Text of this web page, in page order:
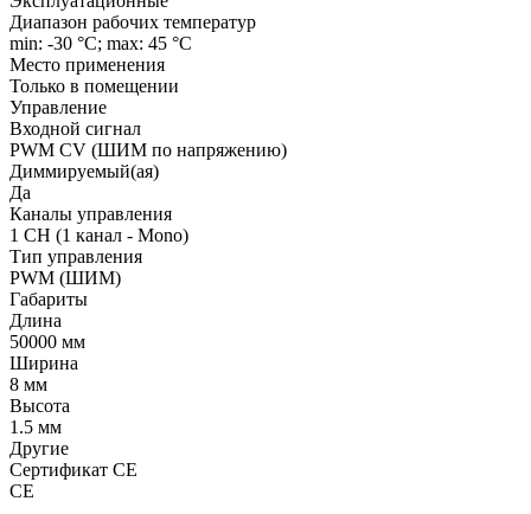
Диапазон рабочих температур
min: -30 °C; max: 45 °C
Место применения
Только в помещении
Управление
Входной сигнал
PWM СV (ШИМ по напряжению)
Диммируемый(ая)
Да
Каналы управления
1 CH (1 канал - Mono)
Тип управления
PWM (ШИМ)
Габариты
Длина
50000 мм
Ширина
8 мм
Высота
1.5 мм
Другие
Сертификат CE
CE